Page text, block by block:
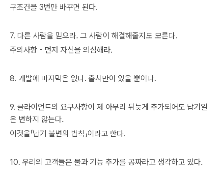
구조건을 3번만 바꾸면 된다.
7. 다른 사람을 믿으라. 그 사람이 해결해줄지도 모른다.
주의사항 - 먼저 자신을 의심해라.
8. 개발에 마지막은 없다. 출시만이 있을 뿐이다.
9. 클라이언트의 요구사항이 제 아무리 뒤늦게 추가되어도 납기일
은 변하지 않는다.
이것을「납기 불변의 법칙」이라고 한다.
10. 우리의 고객들은 물과 기능 추가를 공짜라고 생각하고 있다.